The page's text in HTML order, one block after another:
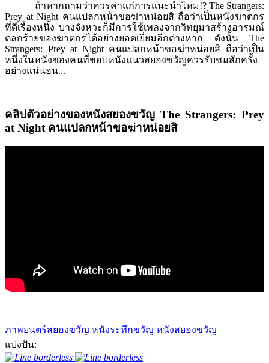
ถ้าหากถามว่าควรค่าแก่การแนะนำไหม!? The Strangers:
Prey at Night คนแปลกหน้าขอฆ่าหน่อยสิ ถือว่าเป็นหนังฆาตกร
ที่ดีเรื่องหนึ่ง บางจังหวะก็มีการใช้เพลงจากวิทยุมาสร้างอารมณ์
ตลกร้ายของฆาตกรได้อย่างยอดเยี่ยมอีกต่างหาก ดังนั้น The
Strangers: Prey at Night คนแปลกหน้าขอฆ่าหน่อยสิ ถือว่าเป็น
หนึ่งในหนังของคนที่ชอบหนังแนวสยองขวัญควรรับชมสักครั้ง
อย่างแน่นอน...
คลิปตัวอย่างของหนังสยองขวัญ The Strangers: Prey
at Night คนแปลกหน้าขอฆ่าหน่อยสิ
ภาพยนตร์สยองขวัญ หนังระทึกขวัญ หนังสยองขวัญ
แบ่งปัน: